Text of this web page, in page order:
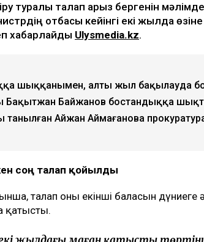
туралы талап арыз бергенін
отбасы кейінгі екі жылда
хабарлайды Ulysmedia.kz.
шыққанымен, алты жыл бақылауда
Бақытжан Байжанов бостандыққа
танылған Айжан Аймағанова
соң талап қойылды
талап оның екінші баласын дүниеге
қатысты.